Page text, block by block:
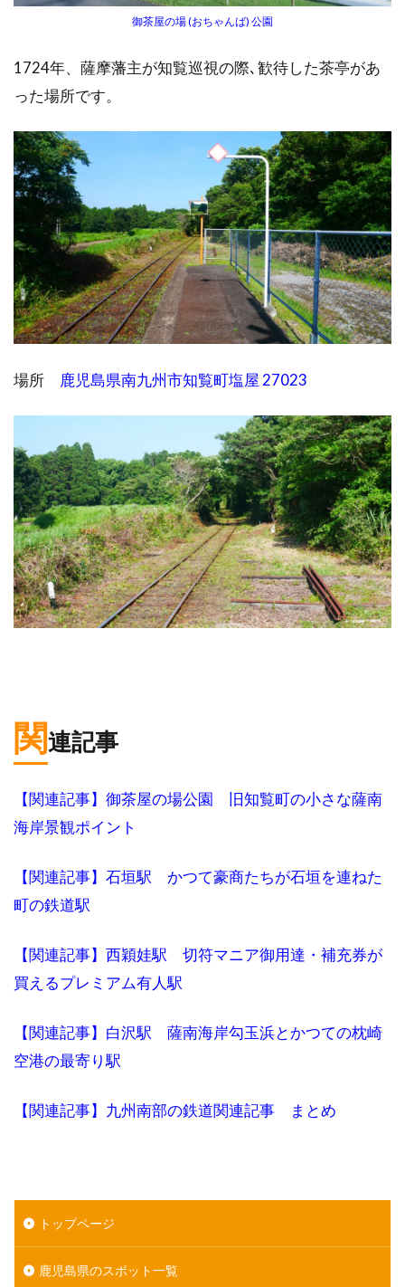
御茶屋の場 (おちゃんば) 公園
1724年、薩摩藩主が知覧巡視の際､歓待した茶亭があ
った場所です。
場所 鹿児島県南九州市知覧町塩屋 27023
関連記事
【関連記事】御茶屋の場公園 旧知覧町の小さな薩南
海岸景観ポイント
【関連記事】石垣駅 かつて豪商たちが石垣を連ねた
町の鉄道駅
【関連記事】西穎娃駅 切符マニア御用達・補充券が
買えるプレミアム有人駅
【関連記事】白沢駅 薩南海岸勾玉浜とかつての枕崎
空港の最寄り駅
【関連記事】九州南部の鉄道関連記事 まとめ
トップページ
鹿児島県のスポット一覧